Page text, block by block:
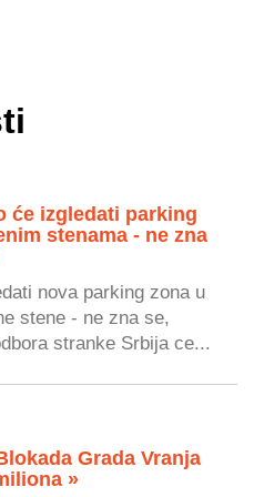
će izgledati parking
stenama - ne zna
nova parking zona u
stene - ne zna se,
stranke Srbija ce...
Grada Vranja
»